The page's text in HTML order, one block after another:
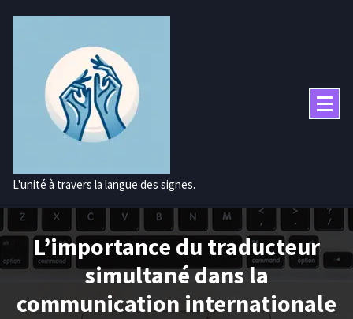
L'unité à travers la langue des signes.
L’importance du traducteur
simultané dans la
communication internationale